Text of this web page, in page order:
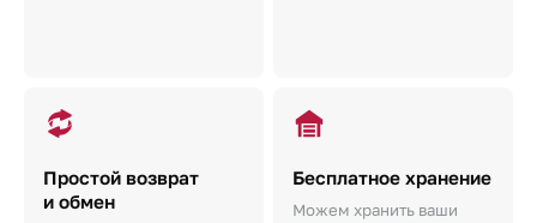
Простой возврат
и обмен
Бесплатное хранение
Можем хранить ваши